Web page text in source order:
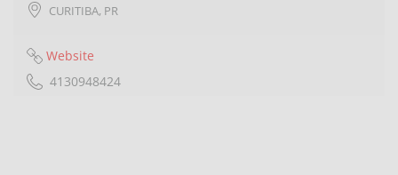
CURITIBA, PR
Website
4130948424